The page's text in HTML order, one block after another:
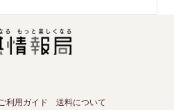
利用ガイド 送料について